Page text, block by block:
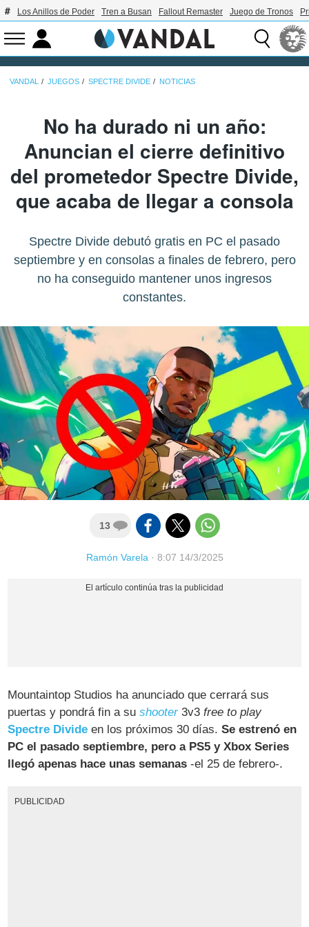
Los Anillos de Poder Tren a Busan Fallout Remaster Juego de Tronos
VANDAL JUEGOS SPECTRE DIVIDE NOTICIAS
No ha durado ni un año:
Anuncian el cierre definitivo
del prometedor Spectre Divide,
que acaba de llegar a consola
Spectre Divide debutó gratis en PC el pasado
septiembre y en consolas a finales de febrero, pero
no ha conseguido mantener unos ingresos
constantes.
13
Ramón Varela· 8:07 14/3/2025
Mountaintop Studios ha anunciado que cerrará sus
puertas y pondrá fin a sushooter3v3free to play
Spectre Divide en los próximos 30 días.Se estrenó en
PC el pasado septiembre, pero a PS5 y Xbox Series
llegó apenas hace unas semanas -el 25 de febrero-.
PUBLICIDAD